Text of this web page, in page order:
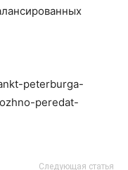
peterburga-
peredat-
Следующая статья